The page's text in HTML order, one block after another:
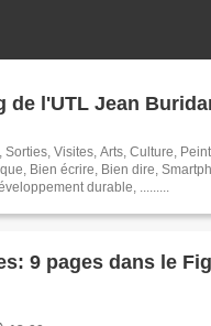
de l'UTL Jean
Arts, Culture, Peinture, Littérature,
Bien écrire, Bien dire,
durable, .........
9 pages dans le